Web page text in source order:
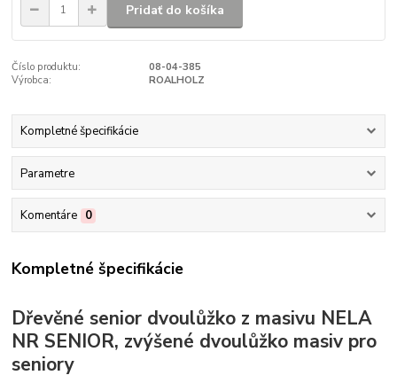
Pridať do košíka
Číslo produktu:
08-04-385
Výrobca:
ROALHOLZ
Kompletné špecifikácie
Parametre
Komentáre 0
Kompletné špecifikácie
Dřevěné senior dvoulůžko z masivu NELA
NR SENIOR, zvýšené dvoulůžko masiv pro
seniory